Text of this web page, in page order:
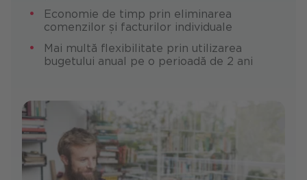
Economie de timp prin eliminarea
comenzilor și facturilor individuale
Mai multă flexibilitate prin utilizarea
bugetului anual pe o perioadă de 2 ani